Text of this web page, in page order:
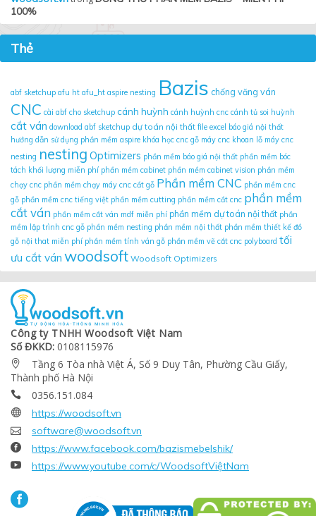
100%
Thẻ
abf sketchup afu ht afu_ht aspire nesting Bazis chống văng ván
CNC cài abf cho sketchup cánh huỳnh cánh huỳnh cnc cánh tủ soi huỳnh
cắt ván download abf sketchup dự toán nội thất file excel báo giá nội thất
hướng dẫn sử dụng phần mềm aspire khóa học cnc gỗ máy cnc khoan lỗ máy cnc
nesting nesting Optimizers phần mềm báo giá nội thất phần mềm bóc
tách khối lượng miễn phí phần mềm cabinet phần mềm cabinet vision phần mềm
chạy cnc phần mềm chạy máy cnc cắt gỗ Phần mềm CNC phần mềm cnc
gỗ phần mềm cnc tiếng việt phần mềm cutting phần mềm cắt cnc phần mềm
cắt ván phần mềm cắt ván mdf miễn phí phần mềm dự toán nội thất phần
mềm lập trình cnc gỗ phần mềm nesting phần mềm nội thất phần mềm thiết kế đồ
gỗ nội that miễn phí phần mềm tính ván gỗ phần mềm vẽ cắt cnc polyboard tối
ưu cắt ván woodsoft Woodsoft Optimizers
Công ty TNHH Woodsoft Việt Nam
Số ĐKKD: 0108115976

Tầng 6 Tòa nhà Việt Á, Số 9 Duy Tân, Phường Cầu Giấy,
Thành phố Hà Nội
 0356.151.084
 https://woodsoft.vn
 software@woodsoft.vn
 https://www.facebook.com/bazismebelshik/
 https://www.youtube.com/c/WoodsoftViệtNam
